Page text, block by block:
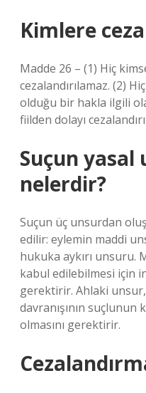
Kimlere
Madde 26 – (1) Hiç
cezalandırılamaz. (2)
olduğu bir hakla ilgili
fiilden dolayı
Suçun yasal
nelerdir?
Suçun üç unsurdan
edilir: eylemin maddi
hukuka aykırı unsuru.
kabul edilebilmesi için
gerektirir. Ahlaki
davranışının
olmasını gerektirir.